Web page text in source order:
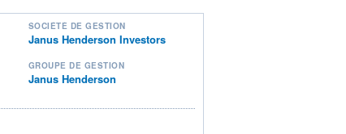
SOCIÉTÉ DE GESTION
Janus Henderson Investors
GROUPE DE GESTION
Janus Henderson